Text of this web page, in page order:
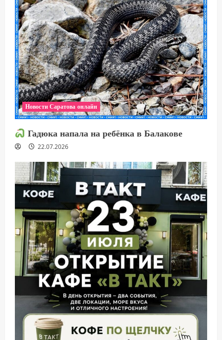
Новости Саратова онлайн
Гадюка напала на ребёнка в Балакове
22.07.2026